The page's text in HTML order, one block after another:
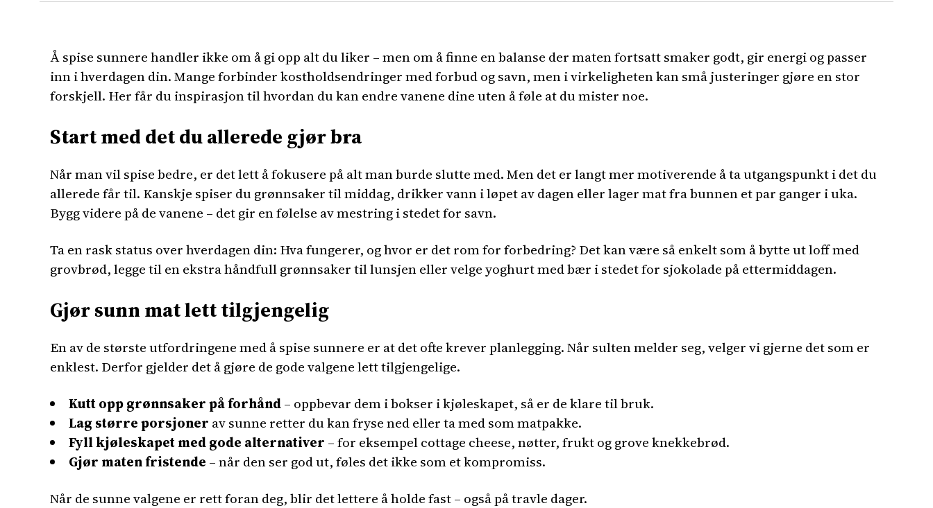
Å spise sunnere handler ikke om å gi opp alt du liker – men om å finne en balanse der maten fortsatt smaker godt, gir energi og passer
inn i hverdagen din. Mange forbinder kostholdsendringer med forbud og savn, men i virkeligheten kan små justeringer gjøre en stor
forskjell. Her får du inspirasjon til hvordan du kan endre vanene dine uten å føle at du mister noe.
Start med det du allerede gjør bra
Når man vil spise bedre, er det lett å fokusere på alt man burde slutte med. Men det er langt mer motiverende å ta utgangspunkt i det du
allerede får til. Kanskje spiser du grønnsaker til middag, drikker vann i løpet av dagen eller lager mat fra bunnen et par ganger i uka.
Bygg videre på de vanene – det gir en følelse av mestring i stedet for savn.
Ta en rask status over hverdagen din: Hva fungerer, og hvor er det rom for forbedring? Det kan være så enkelt som å bytte ut loff med
grovbrød, legge til en ekstra håndfull grønnsaker til lunsjen eller velge yoghurt med bær i stedet for sjokolade på ettermiddagen.
Gjør sunn mat lett tilgjengelig
En av de største utfordringene med å spise sunnere er at det ofte krever planlegging. Når sulten melder seg, velger vi gjerne det som er
enklest. Derfor gjelder det å gjøre de gode valgene lett tilgjengelige.
Kutt opp grønnsaker på forhånd– oppbevar dem i bokser i kjøleskapet, så er de klare til bruk.
Lag større porsjoner av sunne retter du kan fryse ned eller ta med som matpakke.
Fyll kjøleskapet med gode alternativer – for eksempel cottage cheese, nøtter, frukt og grove knekkebrød.
Gjør maten fristende – når den ser god ut, føles det ikke som et kompromiss.
Når de sunne valgene er rett foran deg, blir det lettere å holde fast – også på travle dager.